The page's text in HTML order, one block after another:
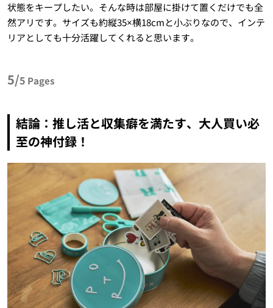
状態をキープしたい。そんな時は部屋に掛けて置くだけでも全
然アリです。サイズも約縦35×横18cmと小ぶりなので、インテ
リアとしても十分活躍してくれると思います。
5/5 Pages
結論：推し活と収集癖を満たす、大人買い必
至の神付録！